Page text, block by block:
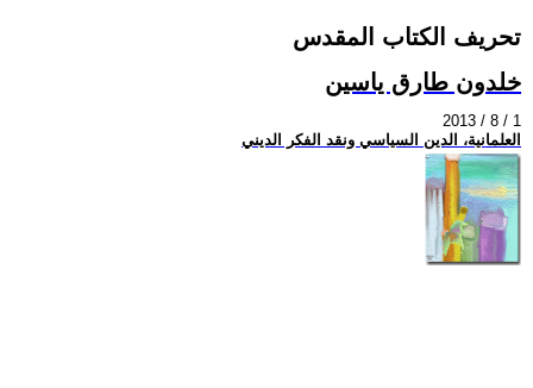
تحريف الكتاب المقدس
خلدون طارق ياسين
2013 / 8 / 1
العلمانية، الدين السياسي ونقد الفكر الديني